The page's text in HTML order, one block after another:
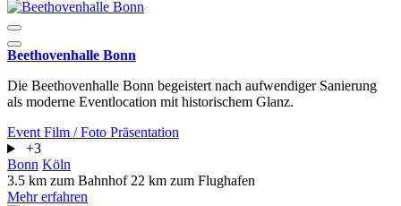
Beethovenhalle Bonn
Die Beethovenhalle Bonn begeistert nach aufwendiger Sanierung
als moderne Eventlocation mit historischem Glanz.
Event Film / Foto Präsentation
+3
Bonn Köln
3.5 km zum Bahnhof 22 km zum Flughafen
Mehr erfahren